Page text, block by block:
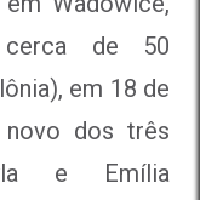
de 50
em 18 de
dos três
e Emília